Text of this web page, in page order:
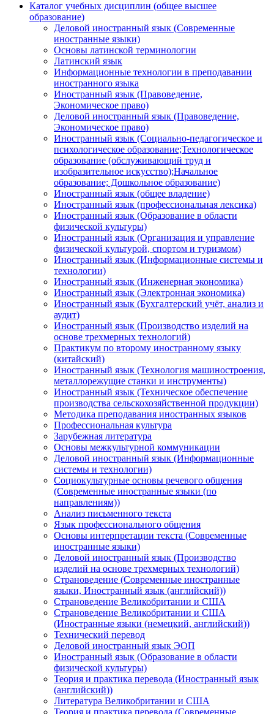
Каталог учебных дисциплин (общее высшее
образование)
Деловой иностранный язык (Современные
иностранные языки)
Основы латинской терминологии
Латинский язык
Информационные технологии в преподавании
иностранного языка
Иностранный язык (Правоведение,
Экономическое право)
Деловой иностранный язык (Правоведение,
Экономическое право)
Иностранный язык (Социально-педагогическое и
психологическое образование;Технологическое
образование (обслуживающий труд и
изобразительное искусство);Начальное
образование; Дошкольное образование)
Иностранный язык (общее владение)
Иностранный язык (профессиональная лексика)
Иностранный язык (Образование в области
физической культуры)
Иностранный язык (Организация и управление
физической культурой, спортом и туризмом)
Иностранный язык (Информационные системы и
технологии)
Иностранный язык (Инженерная экономика)
Иностранный язык (Электронная экономика)
Иностранный язык (Бухгалтерский учёт, анализ и
аудит)
Иностранный язык (Производство изделий на
основе трехмерных технологий)
Практикум по второму иностранному языку
(китайский)
Иностранный язык (Технология машиностроения,
металлорежущие станки и инструменты)
Иностранный язык (Техническое обеспечение
производства сельскохозяйственной продукции)
Методика преподавания иностранных языков
Профессиональная культура
Зарубежная литература
Основы межкультурной коммуникации
Деловой иностранный язык (Информационные
системы и технологии)
Социокультурные основы речевого общения
(Современные иностранные языки (по
направлениям))
Анализ письменного текста
Язык профессионального общения
Основы интерпретации текста (Современные
иностранные языки)
Деловой иностранный язык (Производство
изделий на основе трехмерных технологий)
Страноведение (Современные иностранные
языки, Иностранный язык (английский))
Страноведение Великобритании и США
Страноведение Великобритании и США
(Иностранные языки (немецкий, английский))
Технический перевод
Деловой иностранный язык ЭОП
Иностранный язык (Образование в области
физической культуры)
Теория и практика перевода (Иностранный язык
(английский))
Литература Великобритании и США
Теория и практика перевода (Современные